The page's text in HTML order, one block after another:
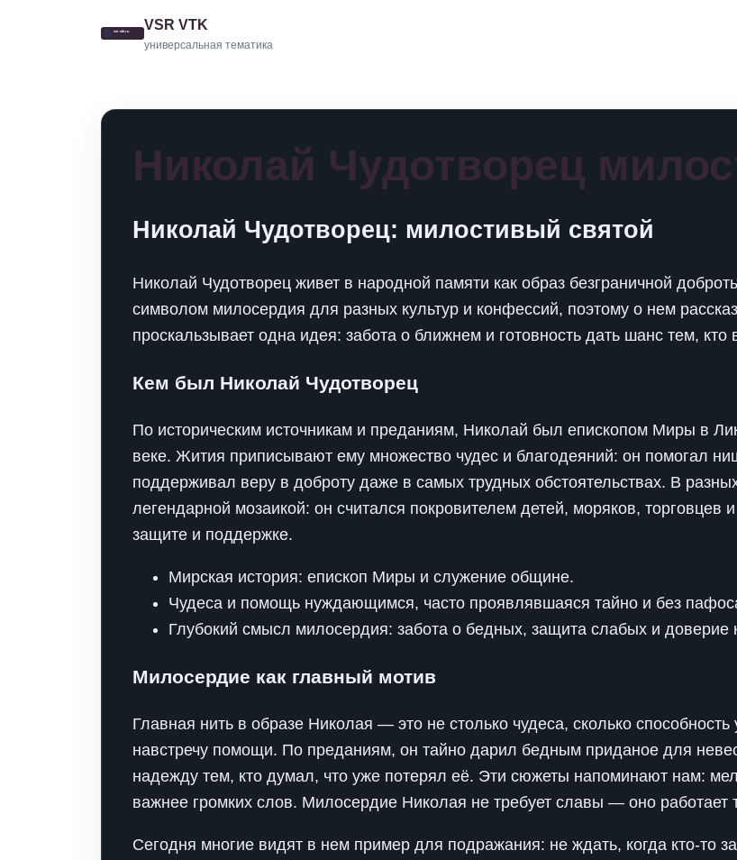
VSR VTK
универсальная тематика
Николай Чудотворец
Николай Чудотворец: милостивый святой
Николай Чудотворец живет в народной памяти как образ безграничной
символом милосердия для разных культур и конфессий, поэтому о нем
проскальзывает одна идея: забота о ближнем и готовность дать шанс тем, кто
Кем был Николай Чудотворец
По историческим источникам и преданиям, Николай был епископом Миры в
веке. Жития приписывают ему множество чудес и благодеяний: он помогал
поддерживал веру в доброту даже в самых трудных обстоятельствах. В
легендарной мозаикой: он считался покровителем детей, моряков, торговцев
защите и поддержке.
Мирская история: епископ Миры и служение общине.
Чудеса и помощь нуждающимся, часто проявлявшаяся тайно и без
Глубокий смысл милосердия: забота о бедных, защита слабых и доверие
Милосердие как главный мотив
Главная нить в образе Николая — это не столько чудеса, сколько
навстречу помощи. По преданиям, он тайно дарил бедным приданое для
надежду тем, кто думал, что уже потерял её. Эти сюжеты напоминают нам:
важнее громких слов. Милосердие Николая не требует славы — оно работает
Сегодня многие видят в нем пример для подражания: не ждать, когда кто‑то